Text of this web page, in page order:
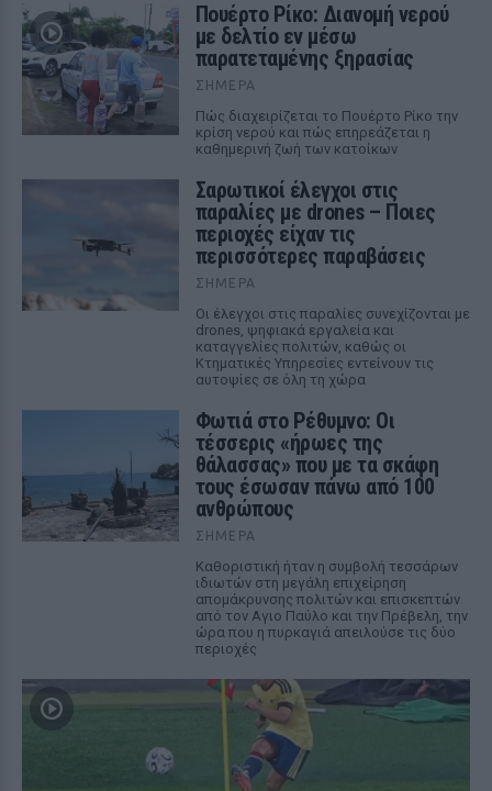
Πουέρτο Ρίκο: Διανομή νερού
με δελτίο εν μέσω
παρατεταμένης ξηρασίας
ΣΉΜΕΡΑ
Πώς διαχειρίζεται το Πουέρτο Ρίκο την
κρίση νερού και πώς επηρεάζεται η
καθημερινή ζωή των κατοίκων
Σαρωτικοί έλεγχοι στις
παραλίες με drones – Ποιες
περιοχές είχαν τις
περισσότερες παραβάσεις
ΣΉΜΕΡΑ
Οι έλεγχοι στις παραλίες συνεχίζονται με
drones, ψηφιακά εργαλεία και
καταγγελίες πολιτών, καθώς οι
Κτηματικές Υπηρεσίες εντείνουν τις
αυτοψίες σε όλη τη χώρα
Φωτιά στο Ρέθυμνο: Οι
τέσσερις «ήρωες της
θάλασσας» που με τα σκάφη
τους έσωσαν πάνω από 100
ανθρώπους
ΣΉΜΕΡΑ
Καθοριστική ήταν η συμβολή τεσσάρων
ιδιωτών στη μεγάλη επιχείρηση
απομάκρυνσης πολιτών και επισκεπτών
από τον Αγιο Παύλο και την Πρέβελη, την
ώρα που η πυρκαγιά απειλούσε τις δύο
περιοχές